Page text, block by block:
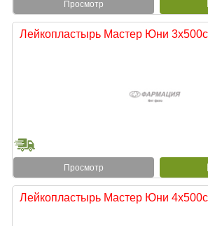
Просмотр
Лейкопластырь Мастер Юни
Просмотр
Лейкопластырь Мастер Юни